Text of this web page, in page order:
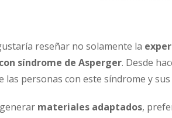
reseñar no solamente la
síndrome de Asperger. Desde
las personas con este síndrome y
materiales adaptados,